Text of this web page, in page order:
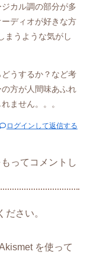
カル調の部分が多
ディオが好きな方
まうような気がし
うするか？など考
方が人間味あふれ
ません。。。
ログインして返信する
ってコメントし
ださい。
を使って